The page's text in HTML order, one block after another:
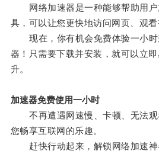
网络加速器是一种能够帮助用户
具，可以让您更快地访问网页、观看
现在，你有机会免费体验一小时
器！只需要下载并安装，就可以立
升。
加速器免费使用一小时
不再遭遇网速慢、卡顿、无法观
您畅享互联网的乐趣。
赶快行动起来，解锁网络加速神